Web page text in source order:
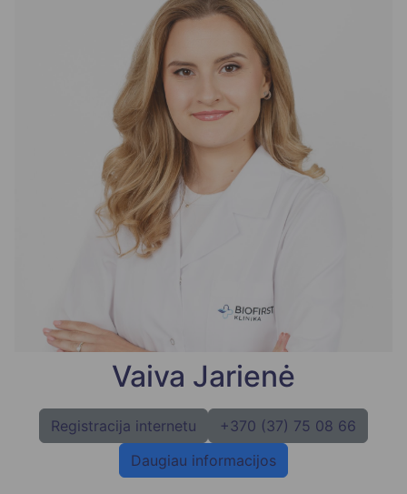
Vaiva Jarienė
Registracija internetu
+370 (37) 75 08 66
Daugiau informacijos